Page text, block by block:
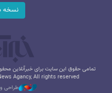
نسخه
تمامی حقوق این سایت برای خبرآنلاین
Agancy, All rights reserved
طراحی